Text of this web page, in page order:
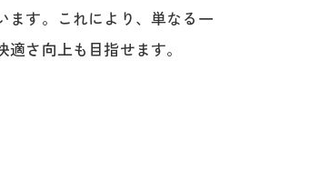
ます。これにより、単なる一
さ向上も目指せます。